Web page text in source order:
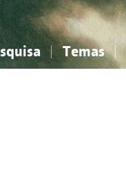
Temas